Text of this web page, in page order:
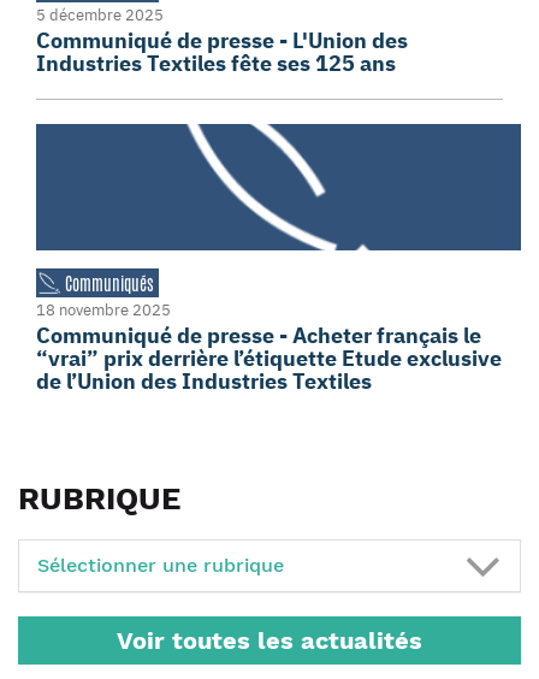
5 décembre 2025
Communiqué de presse - L'Union des
Industries Textiles fête ses 125 ans
Communiqués
18 novembre 2025
Communiqué de presse - Acheter français le
“vrai” prix derrière l’étiquette Etude exclusive
de l’Union des Industries Textiles
RUBRIQUE
Sélectionner une rubrique
Voir toutes les actualités